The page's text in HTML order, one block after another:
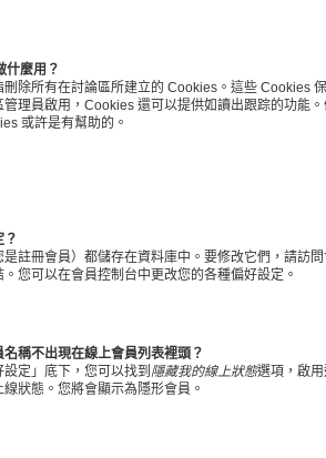
什麼用？
刪除所有在討論區所建立的 Cookies。這些 Cookies
理員啟用，Cookies 還可以提供如讀出跟踪的功能
或許是有幫助的。
？
註冊會員）都儲存在資料庫中。要修改它們，請訪
您可以在會員控制台中更改您的各種偏好設定。
稱不出現在線上會員列表裡頭？
定」底下，您可以找到 隱藏我的線上狀態選項，啟
狀態。您將會顯示為隱形會員。